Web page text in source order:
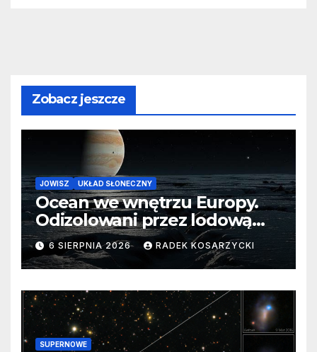
Zobacz jeszcze
JOWISZ UKŁAD SŁONECZNY
Ocean we wnętrzu Europy.
Odizolowani przez lodową
barierę
6 SIERPNIA 2026 RADEK KOSARZYCKI
SUPERNOWE